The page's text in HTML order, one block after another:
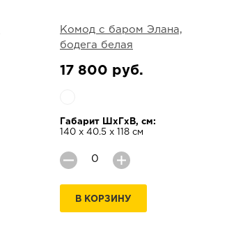
Комод с баром Элана,
бодега белая
17 800 руб.
Габарит ШхГхВ, см:
140 х 40.5 х 118 см
В КОРЗИНУ